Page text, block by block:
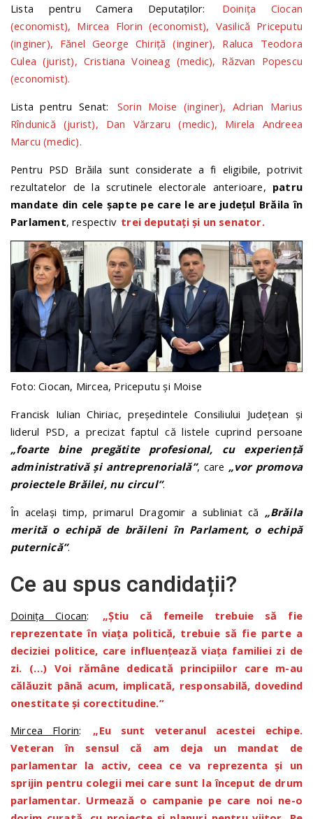
Lista pentru Camera Deputaților:
Doinița Ciocan
(economist), Mircea Florin (economist), Vasilică Priceputu
(inginer), Fănel George Chiriță (inginer), Raluca Teodora
Culea (jurist), Cristiana Voineag (medic), Răzvan Popescu
(economist).
Lista pentru Senat:
Sorin Moise (inginer), Adrian Marius
Rîndunică (jurist), Dan Vărzaru (medic), Mirela Andreea
Marcu (medic).
Pentru PSD Brăila sunt considerate a fi eligibile, potrivit
rezultatelor de la scrutinele electorale anterioare, patru
mandate din cele șapte pe care le are județul Brăila în
Parlament, respectiv trei deputați și un senator.
Foto: Ciocan, Mircea, Priceputu și Moise
Francisk Iulian Chiriac, președintele Consiliului Județean și
liderul PSD, a precizat faptul că listele cuprind persoane
„foarte bine pregătite profesional, cu experiență
administrativă și antreprenorială”, care „vor promova
proiectele Brăilei, nu circul”.
În același timp, primarul Dragomir a subliniat că „Brăila
merită o echipă de brăileni în Parlament, o echipă
puternică”.
Ce au spus candidații?
Doinița Ciocan:
„Știu că femeile trebuie să fie
reprezentate în viața politică, trebuie să fie parte a
deciziei politice, care influențează viața familiei zi de
zi. (…) Voi rămâne dedicată principiilor care m-au
călăuzit până acum, implicată, responsabilă, dovedind
onestitate și corectitudine.”
Mircea Florin:
„Eu sunt veteranul acestei echipe.
Veteran în sensul că am deja un mandat de
parlamentar la activ, ceea ce va reprezenta și un
sprijin pentru colegii mei care sunt la început de drum
parlamentar. Urmează o campanie pe care noi ne-o